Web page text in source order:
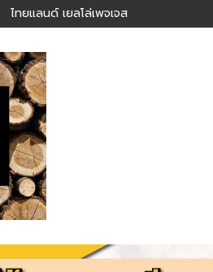
ไทยแลนด์ เยลโล่เพจเจส